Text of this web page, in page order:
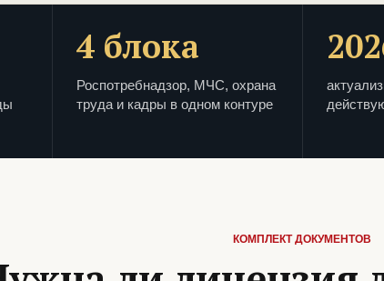
4 блока
Роспотребнадзор, МЧС, охрана
труда и кадры в одном контуре
КОМПЛЕКТ ДОКУМЕНТОВ